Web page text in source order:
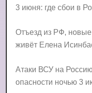
3 июня: где сбои в
Отъезд из РФ, новые
живёт Елена
Атаки ВСУ на
опасности ночью 3